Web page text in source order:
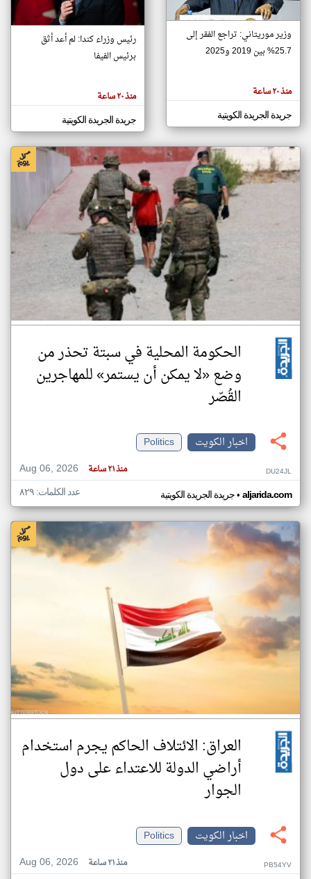
تغيير الدولة
اخبار الكويت على مدار الساعة
أهم اخبار الكويت العاجلة والمباشرة
هنا عن
وجهة
نظر
كاتبيها.
وزير موريتاني: تراجع الفقر إلى
25.7% بين 2019 و2025
منذ ٢٠ ساعة
جريدة الجريدة الكويتية
رئيس وزراء كندا: لم أعد أثق
برئيس الفيفا
منذ ٢٠ ساعة
جريدة الجريدة الكويتية
الحكومة المحلية في سبتة تحذر من
وضع «لا يمكن أن يستمر» للمهاجرين
القُصّر
اخبار الكويت
Politics
Aug 06, 2026
منذ ٢١ ساعة DU24JL
جريدة الجريدة الكويتية• aljarida.com عدد الكلمات: ٨٢٩
العراق: الائتلاف الحاكم يجرم استخدام
أراضي الدولة للاعتداء على دول
الجوار
اخبار الكويت
Politics
Aug 06, 2026
منذ ٢١ ساعة PB54YV
klyoum.com